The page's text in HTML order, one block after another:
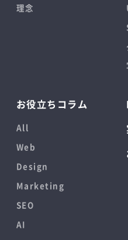
理念
お役立ちコラム
All
Web
Design
Marketing
SEO
AI